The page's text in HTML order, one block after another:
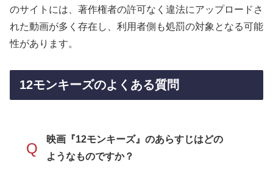
のサイトには、著作権者の許可なく違法にアップロードさ
れた動画が多く存在し、利用者側も処罰の対象となる可能
性があります。
12モンキーズのよくある質問
Q
映画『12モンキーズ』のあらすじはどの
ようなものですか？